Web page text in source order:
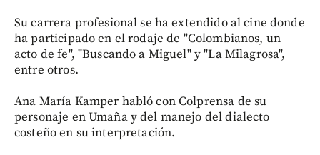
Su carrera profesional se ha extendido al cine donde
ha participado en el rodaje de "Colombianos, un
acto de fe", "Buscando a Miguel" y "La Milagrosa",
entre otros.
Ana María Kamper habló con Colprensa de su
personaje en Umaña y del manejo del dialecto
costeño en su interpretación.